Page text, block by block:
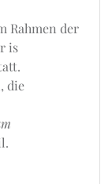
Rahmen der
is
die